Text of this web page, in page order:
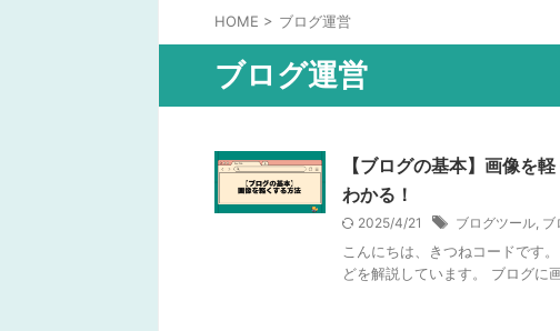
HOME > ブログ運営
ブログ運営
【ブログの基本】画像を
わかる！
2025/4/21 ブログツール, ブ
こんにちは、きつねコードです
どを解説しています。 ブログに